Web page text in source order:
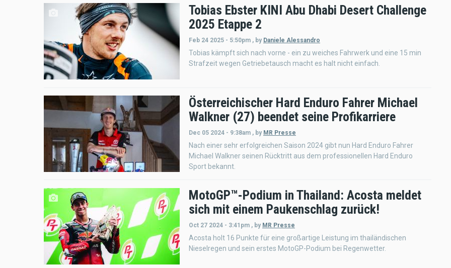
Tobias Ebster KINI Abu Dhabi Desert Challenge
2025 Etappe 2
Feb 24 2025 - 5:50pm , by Daniele Alessandro
Tobias kämpft sich nach vorne - ein zu weiches Fahrwerk und eine 15 min
Strafzeit wegen Getriebetausch macht es halt nicht einfach.
Österreichischer Hard Enduro Fahrer Michael
Walkner (27) beendet seine Profikarriere
Dec 05 2024 - 9:38am , by MR Presse
Nach einer sehr erfolgreichen Saison 2024 gibt nun Hard Enduro Fahrer
Michael Walkner seinen Rücktritt aus dem professionellen Hard Enduro
Sport bekannt.
MotoGP™-Podium in Thailand: Acosta meldet
sich mit einem Paukenschlag zurück!
Oct 27 2024 - 3:41pm , by MR Presse
Acosta holt 16 Punkte für eine großartige Leistung im thailändischen
Nieselregen und sein erstes MotoGP-Podium bei Regenwetter.